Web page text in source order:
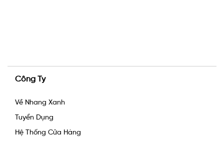
Công Ty
Về Nhang Xanh
Tuyển Dụng
Hệ Thống Cửa Hàng